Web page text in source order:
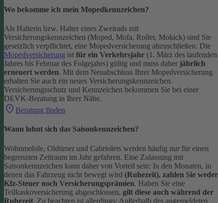
Wo bekomme ich mein Mopedkennzeichen?
Als Halterin bzw. Halter eines Zweirads mit
Versicherungskennzeichen (Moped, Mofa, Roller, Mokick) sind Sie
gesetzlich verpflichtet, eine Mopedversicherung abzuschließen. Die
Mopedversicherung ist für ein Verkehrsjahr (1. März des laufenden
Jahres bis Februar des Folgejahrs) gültig und muss daher jährlich
erneuert werden. Mit dem Neuabschluss Ihrer Mopedversicherung
erhalten Sie auch ein neues Versicherungskennzeichen.
Versicherungsschutz und Kennzeichen bekommen Sie bei einer
DEVK-Beratung in Ihrer Nähe.
Beratung finden
Wann lohnt sich das Saisonkennzeichen?
Wohnmobile, Oldtimer und Cabriolets werden häufig nur für einen
begrenzten Zeitraum im Jahr gefahren. Eine Zulassung mit
Saisonkennzeichen kann daher von Vorteil sein: In den Monaten, in
denen das Fahrzeug nicht bewegt wird (Ruhezeit), zahlen Sie weder
Kfz-Steuer noch Versicherungsprämien. Haben Sie eine
Teilkaskoversicherung abgeschlossen, gilt diese auch während der
Ruhezeit. Zu beachten ist allerdings: Außerhalb des angemeldeten